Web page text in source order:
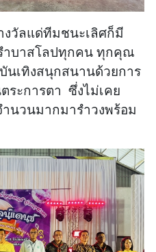
งวัลแด่ทีมชนะเลิศก็มี
ำบาสโลปทุกคน ทุกคุณ
นเทิงสนุกสนานด้วยการ
ระการตา ซึ่งไม่เคย
นวนมากมารำวงพร้อม